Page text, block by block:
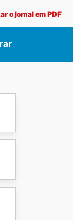
o jornal em PDF